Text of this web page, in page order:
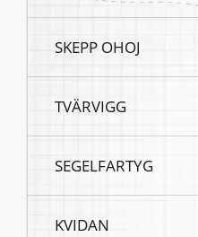
SKEPP OHOJ
TVÄRVIGG
SEGELFARTYG
KVIDAN